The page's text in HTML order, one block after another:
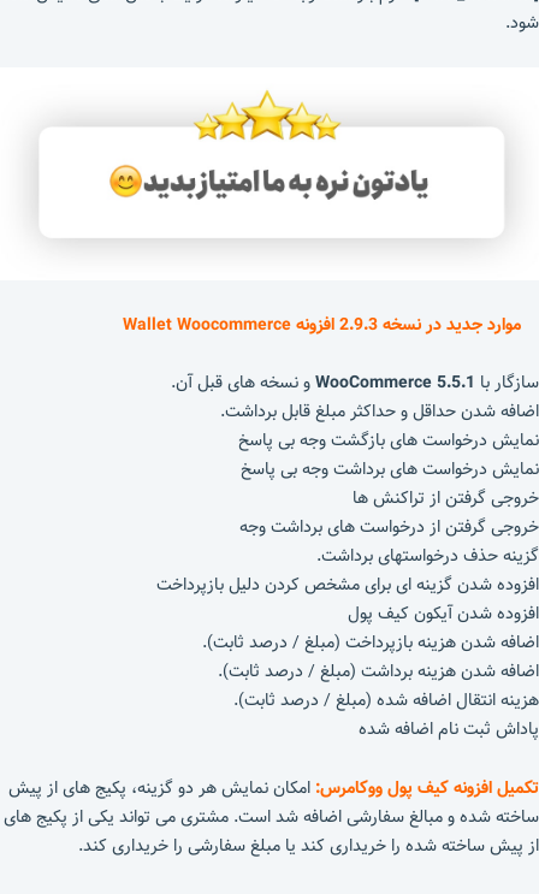
شود.
موارد جدید در نسخه 2.9.3 افزونه Wallet Woocommerce
سازگار با WooCommerce 5.5.1و نسخه های قبل آن.
اضافه شدن حداقل و حداکثر مبلغ قابل برداشت.
نمایش درخواست های بازگشت وجه بی پاسخ
نمایش درخواست های برداشت وجه بی پاسخ
خروجی گرفتن از تراکنش ها
خروجی گرفتن از درخواست های برداشت وجه
گزینه حذف درخواستهای برداشت.
افزوده شدن گزینه ای برای مشخص کردن دلیل بازپرداخت
افزوده شدن آیکون کیف پول
اضافه شدن هزینه بازپرداخت (مبلغ / درصد ثابت).
اضافه شدن هزینه برداشت (مبلغ / درصد ثابت).
هزینه انتقال اضافه شده (مبلغ / درصد ثابت).
پاداش ثبت نام اضافه شده
تکمیل افزونه کیف پول ووکامرس: امکان نمایش هر دو گزینه، پکیج های از پیش
ساخته شده و مبالغ سفارشی اضافه شد است. مشتری می تواند یکی از پکیج های
از پیش ساخته شده را خریداری کند یا مبلغ سفارشی را خریداری کند.